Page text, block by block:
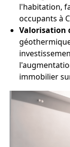
l'habitation,
occupants à
Valorisation
immobilier